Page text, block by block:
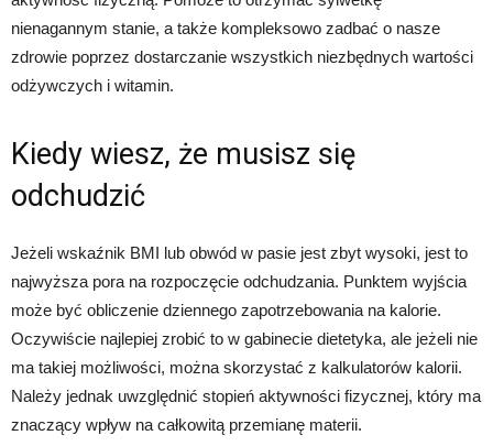
nienagannym stanie, a także kompleksowo zadbać o nasze
zdrowie poprzez dostarczanie wszystkich niezbędnych wartości
odżywczych i witamin.
Kiedy wiesz, że musisz się
odchudzić
Jeżeli wskaźnik BMI lub obwód w pasie jest zbyt wysoki, jest to
najwyższa pora na rozpoczęcie odchudzania. Punktem wyjścia
może być obliczenie dziennego zapotrzebowania na kalorie.
Oczywiście najlepiej zrobić to w gabinecie dietetyka, ale jeżeli nie
ma takiej możliwości, można skorzystać z kalkulatorów kalorii.
Należy jednak uwzględnić stopień aktywności fizycznej, który ma
znaczący wpływ na całkowitą przemianę materii.